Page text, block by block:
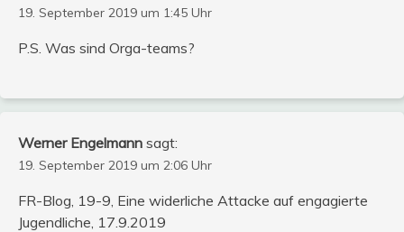
19. September 2019 um 1:45 Uhr
P.S. Was sind Orga-teams?
Werner Engelmann sagt:
19. September 2019 um 2:06 Uhr
FR-Blog, 19-9, Eine widerliche Attacke auf engagierte
Jugendliche, 17.9.2019